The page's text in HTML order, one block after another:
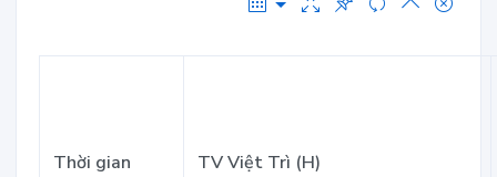
Thời gian TV Việt Trì (H)